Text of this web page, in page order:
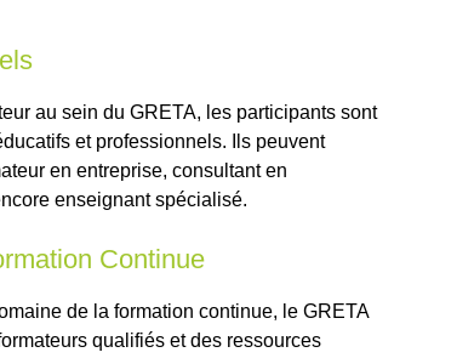
au sein du GRETA, les participants sont
et professionnels. Ils peuvent
en entreprise, consultant en
enseignant spécialisé.
Continue
de la formation continue, le GRETA
qualifiés et des ressources